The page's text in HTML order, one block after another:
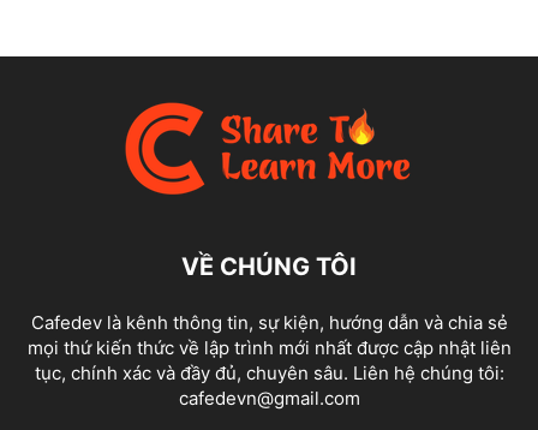
VỀ CHÚNG TÔI
Cafedev là kênh thông tin, sự kiện, hướng dẫn và chia sẻ
mọi thứ kiến thức về lập trình mới nhất được cập nhật liên
tục, chính xác và đầy đủ, chuyên sâu. Liên hệ chúng tôi:
cafedevn@gmail.com